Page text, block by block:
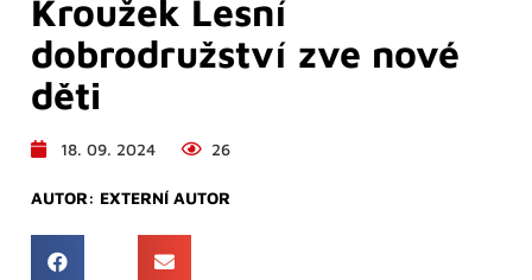
Kroužek Lesní
dobrodružství zve nové
děti
18. 09. 2024 26
AUTOR: EXTERNÍ AUTOR